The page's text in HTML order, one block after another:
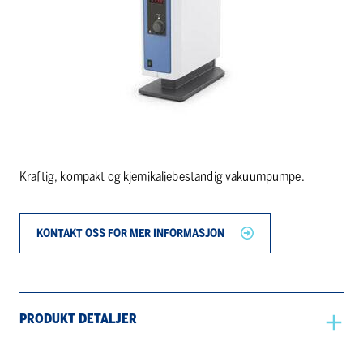
Kraftig, kompakt og kjemikaliebestandig vakuumpumpe.
KONTAKT OSS FOR MER INFORMASJON
PRODUKT DETALJER